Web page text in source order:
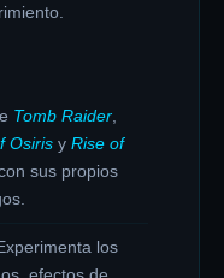
Tomb Raider
Osiris y Rise of
sus propios
los
efectos de